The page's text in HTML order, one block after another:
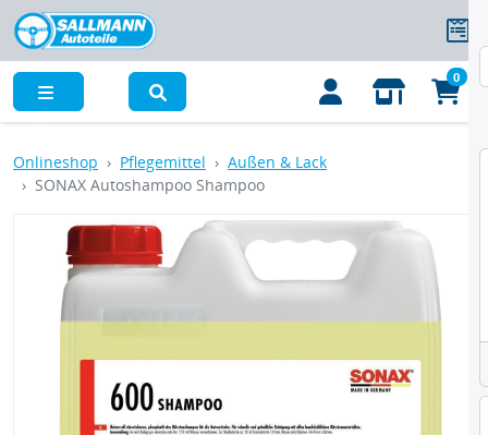
0
Onlineshop Pflegemittel
Außen & Lack
SONAX Autoshampoo Shampoo